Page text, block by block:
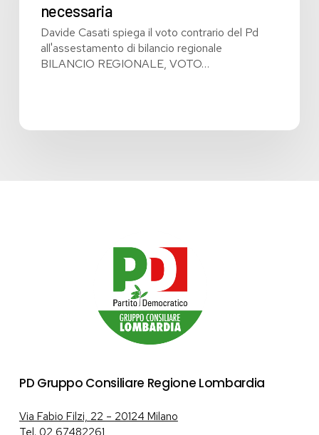
necessaria
Davide Casati spiega il voto contrario del Pd
all'assestamento di bilancio regionale
BILANCIO REGIONALE, VOTO…
PD Gruppo Consiliare Regione Lombardia
Via Fabio Filzi, 22 – 20124 Milano
Tel. 02 67482261